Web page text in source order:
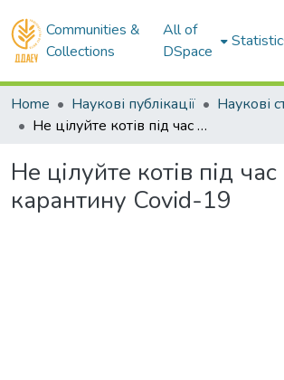
Communities &
Collections
All of
DSpace
Home Наукові публікації
Наукові
Не цілуйте котів під час карантину Covid-19
Не цілуйте котів під час
карантину Covid-19